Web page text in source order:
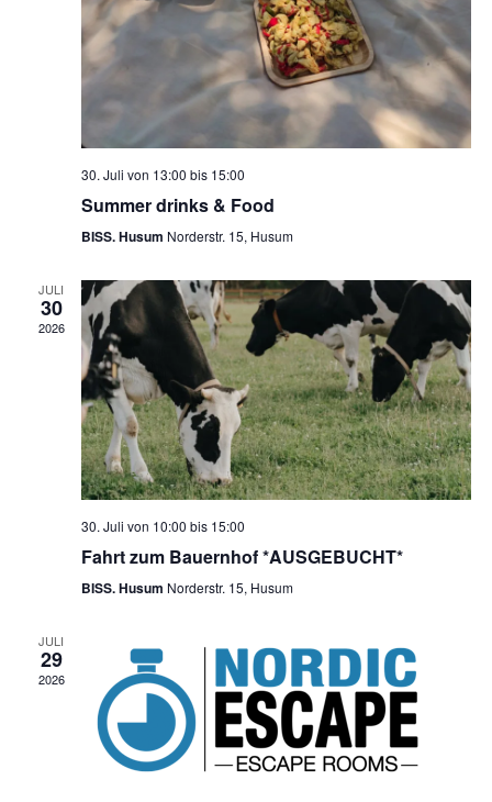
30. Juli von 13:00 bis 15:00
Summer drinks & Food
BISS. Husum Norderstr. 15, Husum
JULI
30
2026
30. Juli von 10:00 bis 15:00
Fahrt zum Bauernhof *AUSGEBUCHT*
BISS. Husum Norderstr. 15, Husum
JULI
29
2026